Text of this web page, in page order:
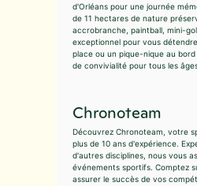
d'Orléans pour une journée
de 11 hectares de nature
accrobranche, paintball, mini-
exceptionnel pour vous
place ou un pique-nique au
de convivialité pour tous les
Chronoteam
Découvrez Chronoteam, votre
plus de 10 ans d'expérience.
d'autres disciplines, nous vous
événements sportifs. Comptez
assurer le succès de vos